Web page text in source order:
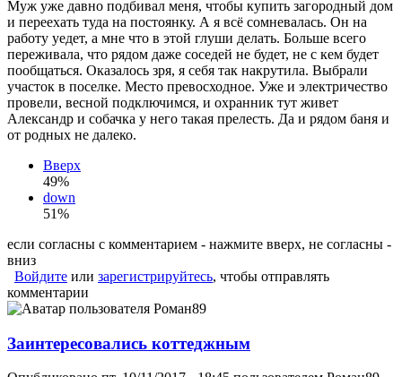
Муж уже давно подбивал меня, чтобы купить загородный дом
и переехать туда на постоянку. А я всё сомневалась. Он на
работу уедет, а мне что в этой глуши делать. Больше всего
переживала, что рядом даже соседей не будет, не с кем будет
пообщаться. Оказалось зря, я себя так накрутила. Выбрали
участок в поселке. Место превосходное. Уже и электричество
провели, весной подключимся, и охранник тут живет
Александр и собачка у него такая прелесть. Да и рядом баня и
от родных не далеко.
Вверх
49%
down
51%
если согласны с комментарием - нажмите вверх, не согласны -
вниз
Войдите или зарегистрируйтесь, чтобы отправлять
комментарии
Заинтересовались коттеджным